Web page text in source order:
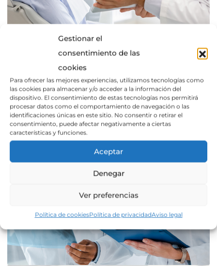
Gestionar el
consentimiento de las
cookies
Para ofrecer las mejores experiencias, utilizamos tecnologías como
las cookies para almacenar y/o acceder a la información del
dispositivo. El consentimiento de estas tecnologías nos permitirá
procesar datos como el comportamiento de navegación o las
identificaciones únicas en este sitio. No consentir o retirar el
consentimiento, puede afectar negativamente a ciertas
características y funciones.
Aceptar
Denegar
Ver preferencias
Política de cookiesPolítica de privacidadAviso legal